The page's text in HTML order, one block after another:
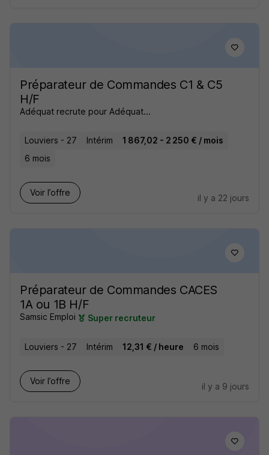
Préparateur de Commandes C1 & C5
H/F
Adéquat recrute pour Adéquat...
Louviers - 27 Intérim
1 867,02 - 2 250 € / mois
6 mois
Voir l’offre
il y a 22 jours
Préparateur de Commandes CACES
1A ou 1B H/F
Samsic Emploi Super recruteur
Louviers - 27 Intérim 12,31 € / heure 6 mois
Voir l’offre
il y a 9 jours